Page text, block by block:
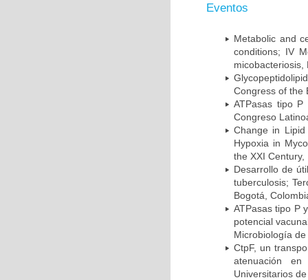
Eventos
Metabolic and
conditions; IV
micobacteriosis,
Congress of the
ATPasas tipo P
Congreso
Change in
Hypoxia in
the XXI
Desarrollo de
tuberculosis;
Bogotá,
ATPasas tipo P
potencial
Microbiología
CtpF, un
atenuación
Universitarios